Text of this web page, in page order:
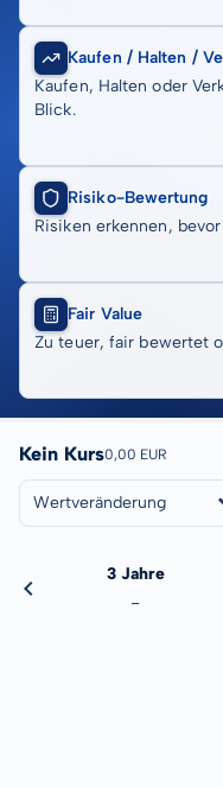
Kaufen / Halten /
Kaufen, Halten oder
Blick.
Risiko-Bewertung
Risiken erkennen,
Fair Value
Zu teuer, fair bewertet
Kein Kurs0,00 EUR
Wertveränderung
3 Jahre
-